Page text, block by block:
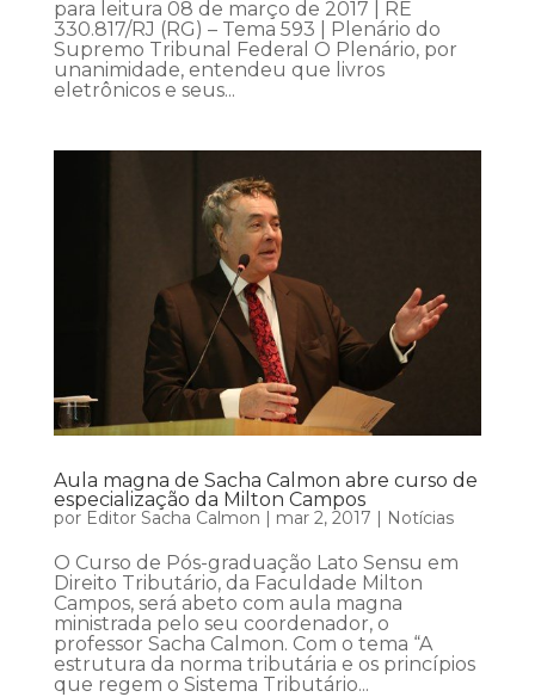
para leitura 08 de março de 2017 | RE
330.817/RJ (RG) – Tema 593 | Plenário do
Supremo Tribunal Federal O Plenário, por
unanimidade, entendeu que livros
eletrônicos e seus...
Aula magna de Sacha Calmon abre curso de
especialização da Milton Campos
por Editor Sacha Calmon | mar 2, 2017 | Notícias
O Curso de Pós-graduação Lato Sensu em
Direito Tributário, da Faculdade Milton
Campos, será abeto com aula magna
ministrada pelo seu coordenador, o
professor Sacha Calmon. Com o tema “A
estrutura da norma tributária e os princípios
que regem o Sistema Tributário...